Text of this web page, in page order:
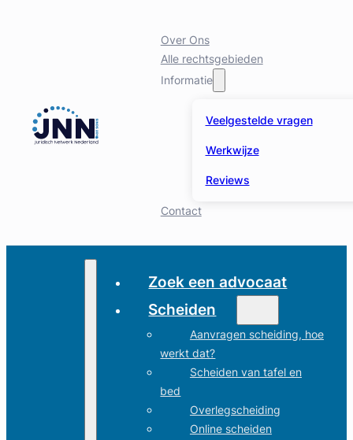
Over Ons
Alle rechtsgebieden
Informatie
Veelgestelde vragen
Werkwijze
Reviews
Contact
Zoek een advocaat
Scheiden
Aanvragen scheiding, hoe
werkt dat?
Scheiden van tafel en
bed
Overlegscheiding
Online scheiden